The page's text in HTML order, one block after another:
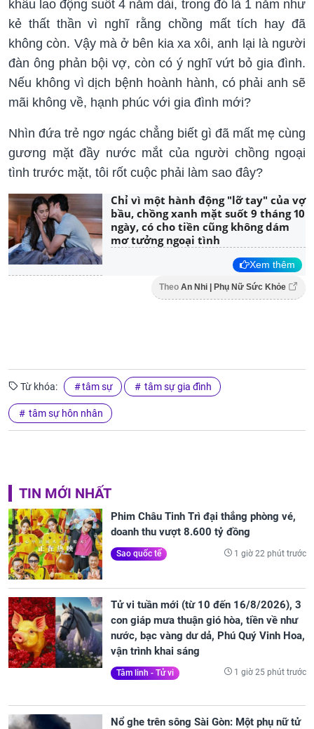
khẩu lao động suốt 4 năm dài, trong đó là 1 năm như
kẻ thất thần vì nghĩ rằng chồng mất tích hay đã
không còn. Vậy mà ở bên kia xa xôi, anh lại là người
đàn ông phản bội vợ, còn có ý nghĩ vứt bỏ gia đình.
Nếu không vì dịch bệnh hoành hành, có phải anh sẽ
mãi không về, hạnh phúc với gia đình mới?
Nhìn đứa trẻ ngơ ngác chẳng biết gì đã mất mẹ cùng
gương mặt đầy nước mắt của người chồng ngoại
tình trước mặt, tôi rốt cuộc phải làm sao đây?
Chỉ vì một hành động "lỡ tay" của vợ
bầu, chồng xanh mặt suốt 9 tháng 10
ngày, có cho tiền cũng không dám
mơ tưởng ngoại tình
Xem thêm
Theo An Nhi | Phụ Nữ Sức Khỏe
Từ khóa: tâm sự tâm sự gia đình
tâm sự hôn nhân
TIN MỚI NHẤT
Phim Châu Tinh Trì đại thắng phòng vé,
doanh thu vượt 8.600 tỷ đồng
Sao quốc tế 1 giờ 22 phút trước
Tử vi tuần mới (từ 10 đến 16/8/2026), 3
con giáp mưa thuận gió hòa, tiền về như
nước, bạc vàng dư dả, Phú Quý Vinh Hoa,
vận trình khai sáng
Tâm linh - Tử vi 1 giờ 25 phút trước
Nổ ghe trên sông Sài Gòn: Một phụ nữ tử